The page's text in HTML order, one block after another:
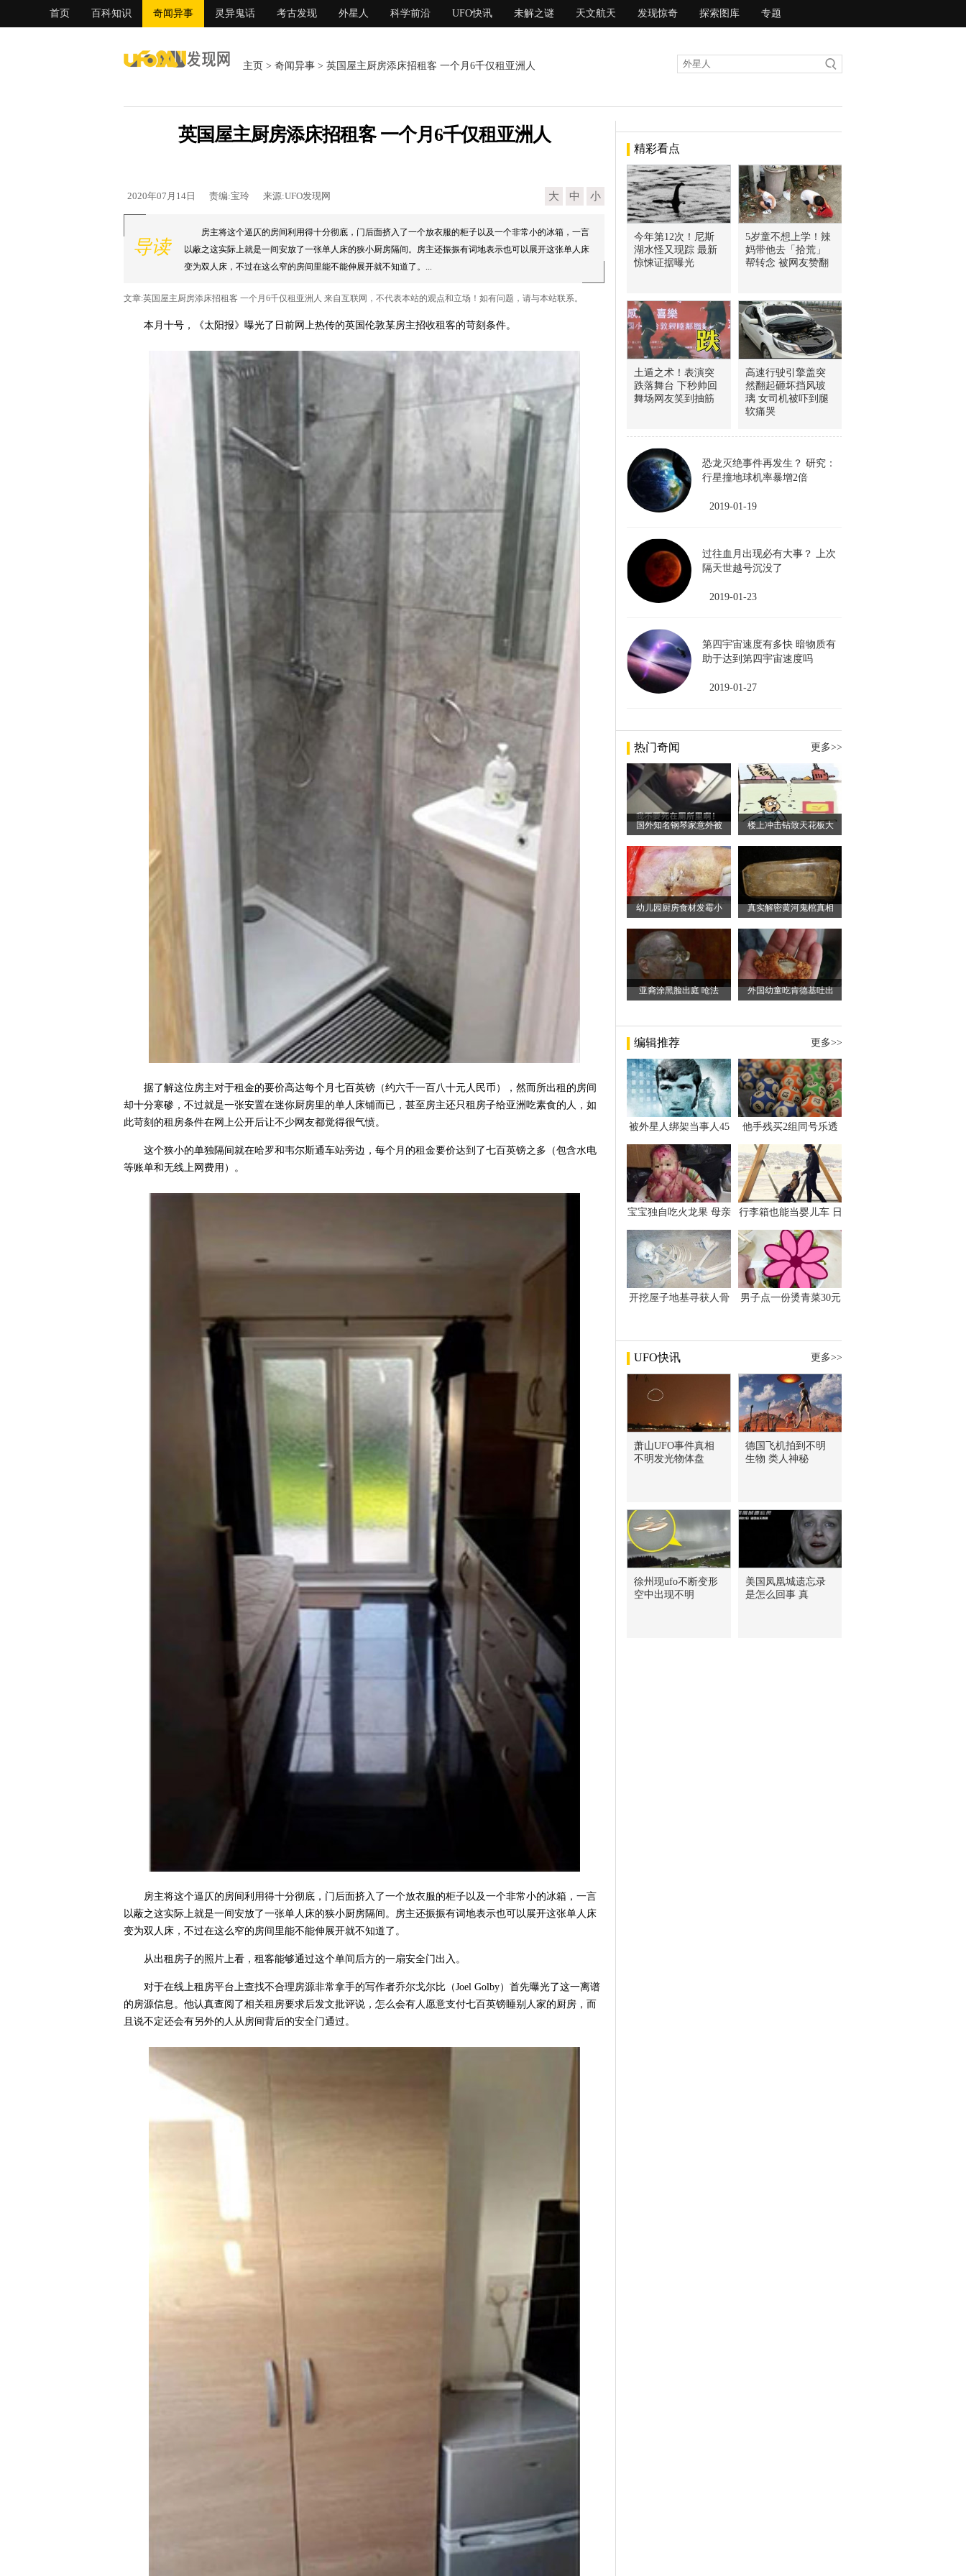
首页 百科知识 奇闻异事 灵异鬼话 考古发现 外星人 科学前沿 UFO快讯 未解之谜 天文航天 发现惊奇 探索图库 专题
主页 > 奇闻异事 > 英国屋主厨房添床招租客 一个月6千仅租亚洲人
英国屋主厨房添床招租客 一个月6千仅租亚洲人
2020年07月14日 责编:宝玲 来源:UFO发现网 大 中 小
导读
房主将这个逼仄的房间利用得十分彻底，门后面挤入了一个放衣服的柜子以及一个非常小的冰箱，一言
以蔽之这实际上就是一间安放了一张单人床的狭小厨房隔间。房主还振振有词地表示也可以展开这张单人床
变为双人床，不过在这么窄的房间里能不能伸展开就不知道了。...
文章:英国屋主厨房添床招租客 一个月6千仅租亚洲人 来自互联网，不代表本站的观点和立场！如有问题，请与本站联系。
本月十号，《太阳报》曝光了日前网上热传的英国伦敦某房主招收租客的苛刻条件。
据了解这位房主对于租金的要价高达每个月七百英镑（约六千一百八十元人民币），然而所出租的房间
却十分寒碜，不过就是一张安置在迷你厨房里的单人床铺而已，甚至房主还只租房子给亚洲吃素食的人，如
此苛刻的租房条件在网上公开后让不少网友都觉得很气愤。
这个狭小的单独隔间就在哈罗和韦尔斯通车站旁边，每个月的租金要价达到了七百英镑之多（包含水电
等账单和无线上网费用）。
房主将这个逼仄的房间利用得十分彻底，门后面挤入了一个放衣服的柜子以及一个非常小的冰箱，一言
以蔽之这实际上就是一间安放了一张单人床的狭小厨房隔间。房主还振振有词地表示也可以展开这张单人床
变为双人床，不过在这么窄的房间里能不能伸展开就不知道了。
从出租房子的照片上看，租客能够通过这个单间后方的一扇安全门出入。
对于在线上租房平台上查找不合理房源非常拿手的写作者乔尔戈尔比（Joel Golby）首先曝光了这一离谱
的房源信息。他认真查阅了相关租房要求后发文批评说，怎么会有人愿意支付七百英镑睡别人家的厨房，而
且说不定还会有另外的人从房间背后的安全门通过。
精彩看点
今年第12次！尼斯
湖水怪又现踪 最新
惊悚证据曝光
5岁童不想上学！辣
妈带他去「拾荒」
帮转念 被网友赞翻
土遁之术！表演突
跌落舞台 下秒帅回
舞场网友笑到抽筋
高速行驶引擎盖突
然翻起砸坏挡风玻
璃 女司机被吓到腿
软痛哭
恐龙灭绝事件再发生？ 研究：
行星撞地球机率暴增2倍
2019-01-19
过往血月出现必有大事？ 上次
隔天世越号沉没了
2019-01-23
第四宇宙速度有多快 暗物质有
助于达到第四宇宙速度吗
2019-01-27
热门奇闻 更多>>
国外知名钢琴家意外被 楼上冲击钻致天花板大
幼儿园厨房食材发霉小 真实解密黄河鬼棺真相
亚裔涂黑脸出庭 呛法 外国幼童吃肯德基吐出
编辑推荐 更多>>
被外星人绑架当事人45
斯卡古拉事件
他手残买2组同号乐透
万
宝宝独自吃火龙果 母亲
行李箱也能当婴儿车 日
开挖屋子地基寻获人骨
男子点一份烫青菜30元
UFO快讯 更多>>
萧山UFO事件真相
不明发光物体盘
德国飞机拍到不明
生物 类人神秘
徐州现ufo不断变形
空中出现不明
美国凤凰城遗忘录
是怎么回事 真